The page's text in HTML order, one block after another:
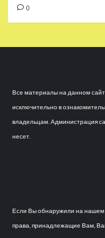
0
Все материалы на данном
исключительно в
владельцам. Администрация
несет.
Если Вы обнаружили на нашем
права, принадлежащие Вам,